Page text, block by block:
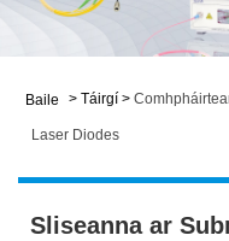
Baile > Táirgí >
Laser Diodes
Sliseanna ar